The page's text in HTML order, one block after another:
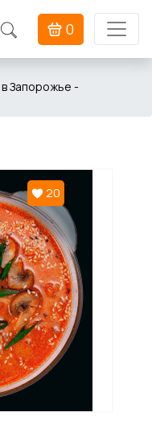
0
Запорожье -
20